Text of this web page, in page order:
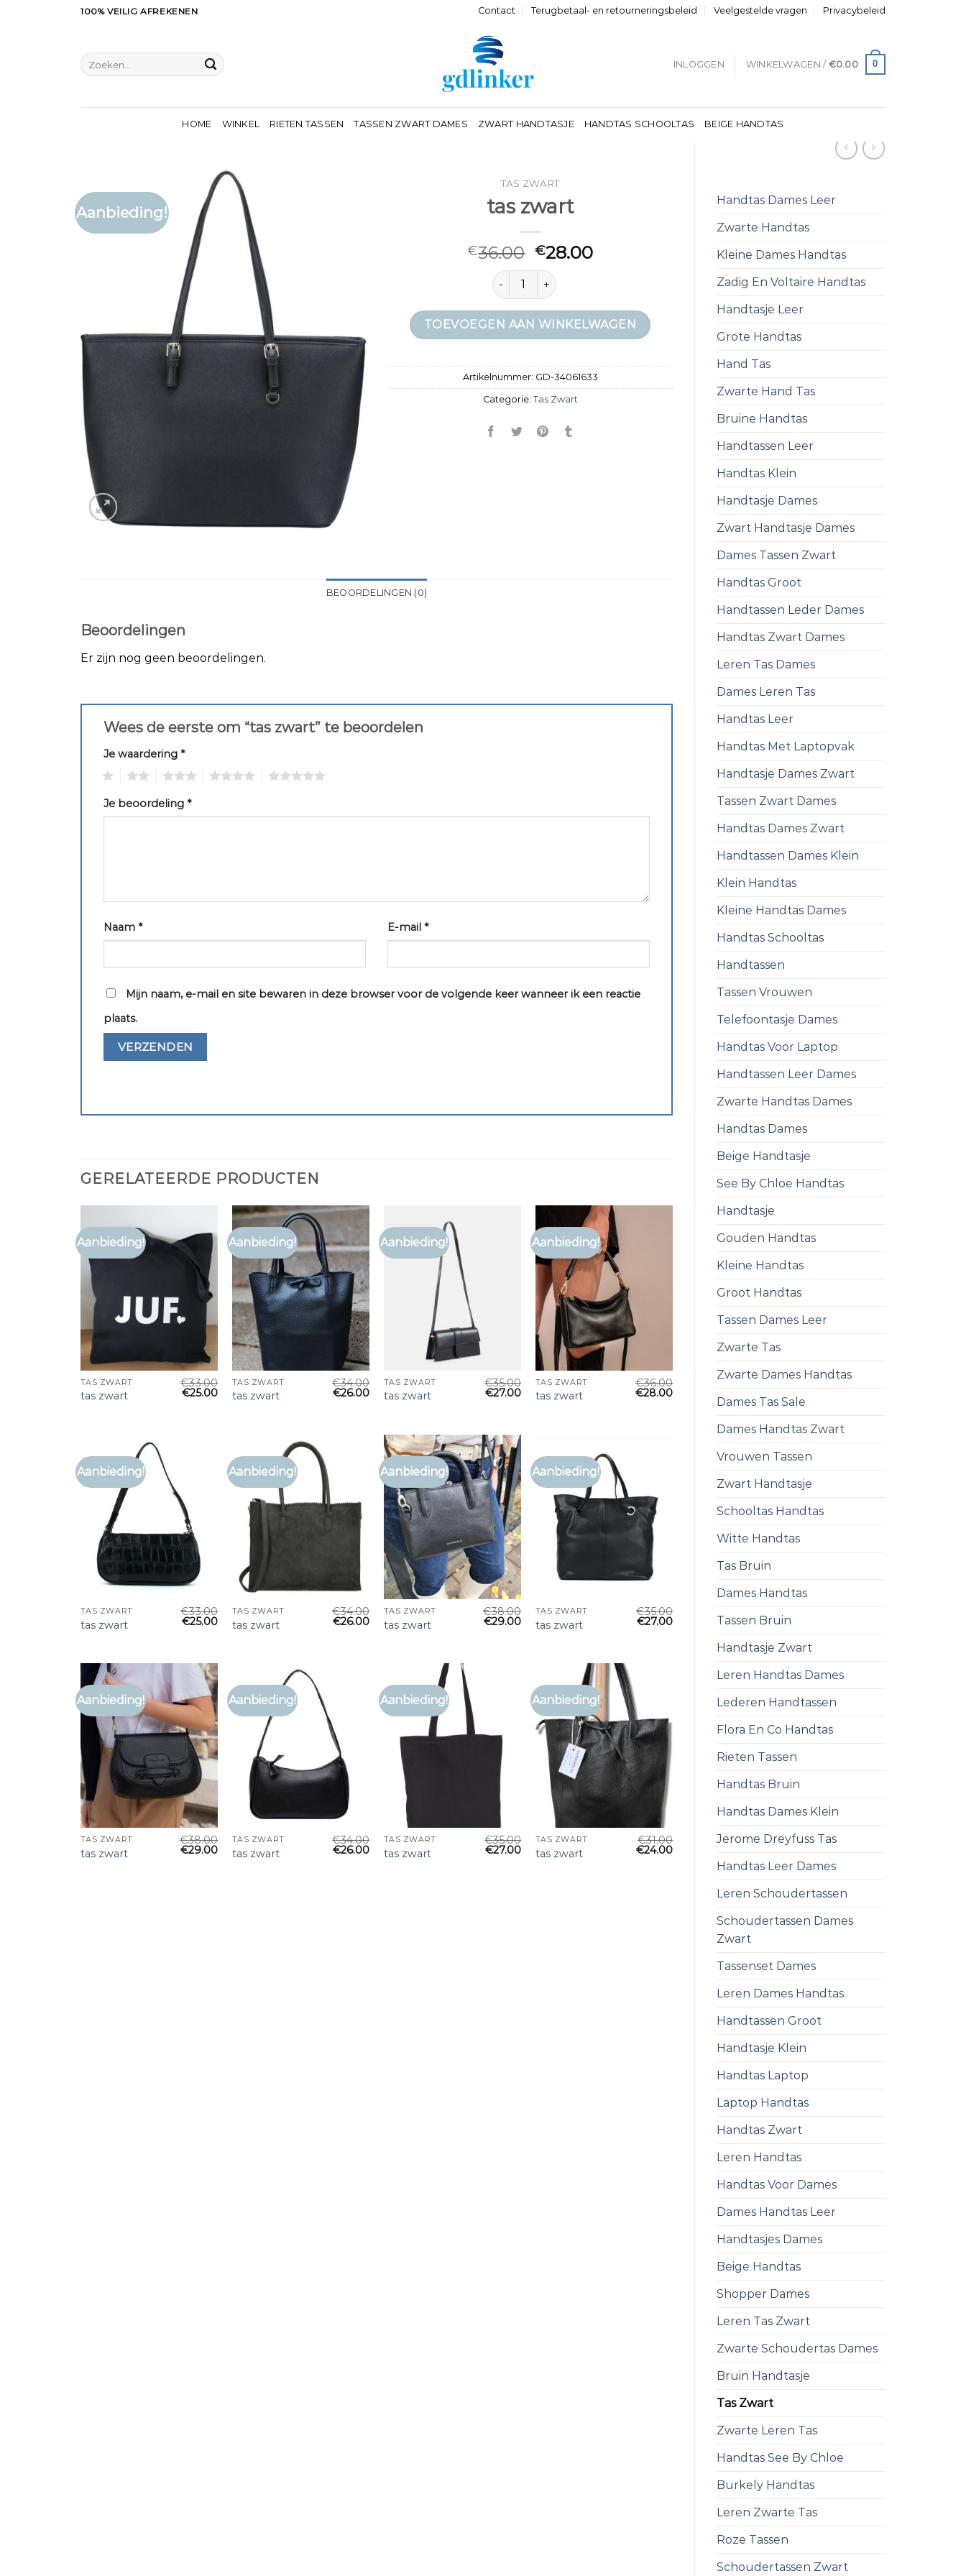
100% VEILIG AFREKENEN Contact Terugbetaal- en retourneringsbeleid Veelgestelde vragen Privacybeleid
Zoeken
naar:
INLOGGEN WINKELWAGEN / €0.00 0
HOME WINKEL RIETEN TASSEN TASSEN ZWART DAMES ZWART HANDTASJE HANDTAS SCHOOLTAS BEIGE HANDTAS
Handtas Dames Leer
Zwarte Handtas
Kleine Dames Handtas
Zadig En Voltaire Handtas
Handtasje Leer
Grote Handtas
Hand Tas
Zwarte Hand Tas
Bruine Handtas
Handtassen Leer
Handtas Klein
Handtasje Dames
Zwart Handtasje Dames
Dames Tassen Zwart
Handtas Groot
Handtassen Leder Dames
Handtas Zwart Dames
Leren Tas Dames
Dames Leren Tas
Handtas Leer
Handtas Met Laptopvak
Handtasje Dames Zwart
Tassen Zwart Dames
Handtas Dames Zwart
Handtassen Dames Klein
Klein Handtas
Kleine Handtas Dames
Handtas Schooltas
Handtassen
Tassen Vrouwen
Telefoontasje Dames
Handtas Voor Laptop
Handtassen Leer Dames
Zwarte Handtas Dames
Handtas Dames
Beige Handtasje
See By Chloe Handtas
Handtasje
Gouden Handtas
Kleine Handtas
Groot Handtas
Tassen Dames Leer
Zwarte Tas
Zwarte Dames Handtas
Dames Tas Sale
Dames Handtas Zwart
Vrouwen Tassen
Zwart Handtasje
Schooltas Handtas
Witte Handtas
Tas Bruin
Dames Handtas
Tassen Bruin
Handtasje Zwart
Leren Handtas Dames
Lederen Handtassen
Flora En Co Handtas
Rieten Tassen
Handtas Bruin
Handtas Dames Klein
Jerome Dreyfuss Tas
Handtas Leer Dames
Leren Schoudertassen
Schoudertassen Dames
Zwart
Tassenset Dames
Leren Dames Handtas
Handtassen Groot
Handtasje Klein
Handtas Laptop
Laptop Handtas
Handtas Zwart
Leren Handtas
Handtas Voor Dames
Dames Handtas Leer
Handtasjes Dames
Beige Handtas
Shopper Dames
Leren Tas Zwart
Zwarte Schoudertas Dames
Bruin Handtasje
Tas Zwart
Zwarte Leren Tas
Handtas See By Chloe
Burkely Handtas
Leren Zwarte Tas
Roze Tassen
Schoudertassen Zwart
Aanbieding!
TAS ZWART
tas zwart
€36.00 €28.00
tas zwart aantal
TOEVOEGEN AAN WINKELWAGEN
Artikelnummer: GD-34061633
Categorie: Tas Zwart
BEOORDELINGEN (0)
Beoordelingen
Er zijn nog geen beoordelingen.
Wees de eerste om “tas zwart” te beoordelen
Je waardering *
Je beoordeling *
Naam * E-mail *
Mijn naam, e-mail en site bewaren in deze browser voor de volgende keer wanneer ik een reactie
plaats.
GERELATEERDE PRODUCTEN
Aanbieding!
TAS ZWART
tas zwart
€33.00
€25.00
Aanbieding!
TAS ZWART
tas zwart
€34.00
€26.00
Aanbieding!
TAS ZWART
tas zwart
€35.00
€27.00
Aanbieding!
TAS ZWART
tas zwart
€36.00
€28.00
Aanbieding!
TAS ZWART
tas zwart
€33.00
€25.00
Aanbieding!
TAS ZWART
tas zwart
€34.00
€26.00
Aanbieding!
TAS ZWART
tas zwart
€38.00
€29.00
Aanbieding!
TAS ZWART
tas zwart
€35.00
€27.00
Aanbieding!
TAS ZWART
tas zwart
€38.00
€29.00
Aanbieding!
TAS ZWART
tas zwart
€34.00
€26.00
Aanbieding!
TAS ZWART
tas zwart
€35.00
€27.00
Aanbieding!
TAS ZWART
tas zwart
€31.00
€24.00